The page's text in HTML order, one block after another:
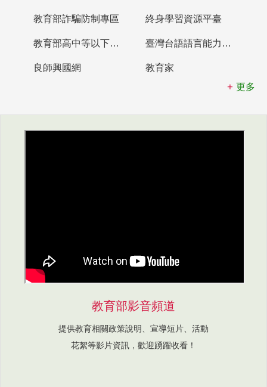
教育部詐騙防制專區 終身學習資源平臺
教育部高中等以下學校及幼兒園教師資格檢定考試 臺灣台語語言能力認證網站
良師興國網
教育家
更多
教育部影音頻道
提供教育相關政策說明、宣導短片、活動
花絮等影片資訊，歡迎踴躍收看！